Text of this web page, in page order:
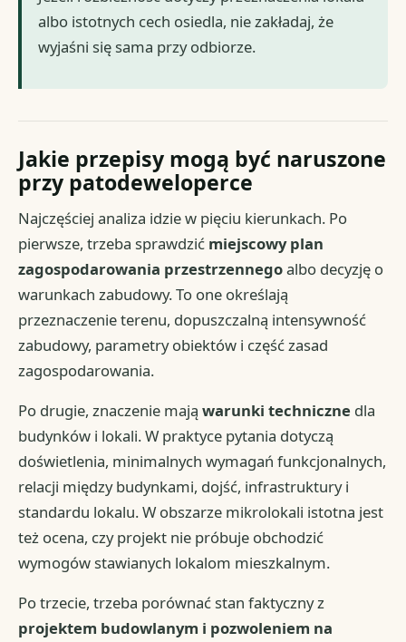
albo istotnych cech osiedla, nie zakładaj, że
wyjaśni się sama przy odbiorze.
Jakie przepisy mogą być naruszone
przy patodeweloperce
Najczęściej analiza idzie w pięciu kierunkach. Po
pierwsze, trzeba sprawdzić miejscowy plan
zagospodarowania przestrzennegoalbo decyzję o
warunkach zabudowy. To one określają
przeznaczenie terenu, dopuszczalną intensywność
zabudowy, parametry obiektów i część zasad
zagospodarowania.
Po drugie, znaczenie mająwarunki techniczne dla
budynków i lokali. W praktyce pytania dotyczą
doświetlenia, minimalnych wymagań funkcjonalnych,
relacji między budynkami, dojść, infrastruktury i
standardu lokalu. W obszarze mikrolokali istotna jest
też ocena, czy projekt nie próbuje obchodzić
wymogów stawianych lokalom mieszkalnym.
Po trzecie, trzeba porównać stan faktyczny z
projektem budowlanym i pozwoleniem na